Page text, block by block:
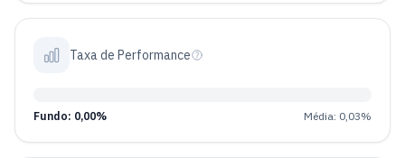
Taxa de Performance
Fundo: 0,00% Média: 0,03%